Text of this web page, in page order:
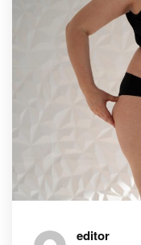
editor